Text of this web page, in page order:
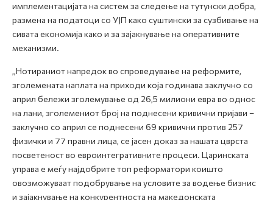
имплементацијата на систем за следење на тутунски добра,
размена на податоци со УЈП како суштински за сузбивање на
сивата економија како и за зајакнување на оперативните
механизми.
„Нотираниот напредок во спроведување на реформите,
зголемената наплата на приходи која годинава заклучно со
април бележи зголемување од 26,5 милиони евра во однос
на лани, зголемениот број на поднесени кривични пријави –
заклучно со април се поднесени 69 кривични против 257
физички и 77 правни лица, се јасен доказ за нашата цврста
посветеност во евроинтегративните процеси. Царинската
управа е меѓу најдобрите топ реформатори коишто
овозможуваат подобрување на условите за водење бизнис
и зајакнување на конкурентноста на македонската